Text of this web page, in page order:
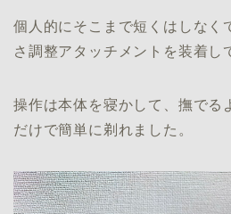
個人的にそこまで短くはしなく
さ調整アタッチメントを装着し
操作は本体を寝かして、撫でる
だけで簡単に剃れました。